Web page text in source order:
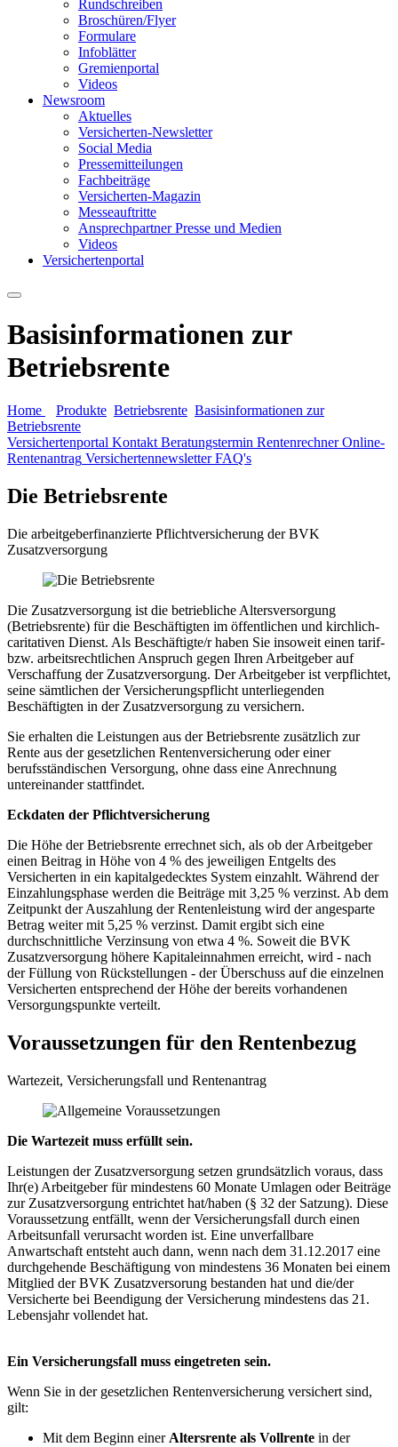
Rundschreiben
Broschüren/Flyer
Formulare
Infoblätter
Gremienportal
Videos
Newsroom
Aktuelles
Versicherten-Newsletter
Social Media
Pressemitteilungen
Fachbeiträge
Versicherten-Magazin
Messeauftritte
Ansprechpartner Presse und Medien
Videos
Versichertenportal
Basisinformationen zur
Betriebsrente
Home Produkte Betriebsrente Basisinformationen zur
Betriebsrente
Versichertenportal Kontakt Beratungstermin Rentenrechner Online-
Rentenantrag Versichertennewsletter FAQ's
Die Betriebsrente
Die arbeitgeberfinanzierte Pflichtversicherung der BVK
Zusatzversorgung
Die Zusatzversorgung ist die betriebliche Altersversorgung
(Betriebsrente) für die Beschäftigten im öffentlichen und kirchlich-
caritativen Dienst. Als Beschäftigte/r haben Sie insoweit einen tarif-
bzw. arbeitsrechtlichen Anspruch gegen Ihren Arbeitgeber auf
Verschaffung der Zusatzversorgung. Der Arbeitgeber ist verpflichtet,
seine sämtlichen der Versicherungspflicht unterliegenden
Beschäftigten in der Zusatzversorgung zu versichern.
Sie erhalten die Leistungen aus der Betriebsrente zusätzlich zur
Rente aus der gesetzlichen Rentenversicherung oder einer
berufsständischen Versorgung, ohne dass eine Anrechnung
untereinander stattfindet.
Eckdaten der Pflichtversicherung
Die Höhe der Betriebsrente errechnet sich, als ob der Arbeitgeber
einen Beitrag in Höhe von 4 % des jeweiligen Entgelts des
Versicherten in ein kapitalgedecktes System einzahlt. Während der
Einzahlungsphase werden die Beiträge mit 3,25 % verzinst. Ab dem
Zeitpunkt der Auszahlung der Rentenleistung wird der angesparte
Betrag weiter mit 5,25 % verzinst. Damit ergibt sich eine
durchschnittliche Verzinsung von etwa 4 %. Soweit die BVK
Zusatzversorgung höhere Kapitaleinnahmen erreicht, wird - nach
der Füllung von Rückstellungen - der Überschuss auf die einzelnen
Versicherten entsprechend der Höhe der bereits vorhandenen
Versorgungspunkte verteilt.
Voraussetzungen für den Rentenbezug
Wartezeit, Versicherungsfall und Rentenantrag
Die Wartezeit muss erfüllt sein.
Leistungen der Zusatzversorgung setzen grundsätzlich voraus, dass
Ihr(e) Arbeitgeber für mindestens 60 Monate Umlagen oder Beiträge
zur Zusatzversorgung entrichtet hat/haben (§ 32 der Satzung). Diese
Voraussetzung entfällt, wenn der Versicherungsfall durch einen
Arbeitsunfall verursacht worden ist. Eine unverfallbare
Anwartschaft entsteht auch dann, wenn nach dem 31.12.2017 eine
durchgehende Beschäftigung von mindestens 36 Monaten bei einem
Mitglied der BVK Zusatzversorung bestanden hat und die/der
Versicherte bei Beendigung der Versicherung mindestens das 21.
Lebensjahr vollendet hat.
Ein Versicherungsfall muss eingetreten sein.
Wenn Sie in der gesetzlichen Rentenversicherung versichert sind,
gilt:
Mit dem Beginn einer Altersrente als Vollrente in der